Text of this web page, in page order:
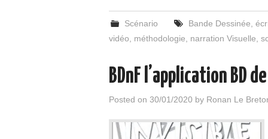
Scénario Bande Dessinée
vidéo
méthodologie narration Visuelle
BDnF l’application BD
Posted on 30/01/2020 by Ronan Le